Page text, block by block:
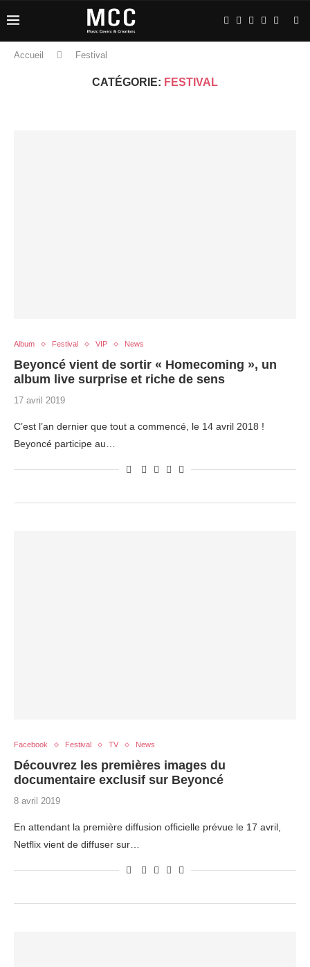
Accueil Festival
CATÉGORIE: FESTIVAL
Album Festival VIP News
Beyoncé vient de sortir « Homecoming », un
album live surprise et riche de sens
17 avril 2019
C’est l’an dernier que tout a commencé, le 14 avril 2018 !
Beyoncé participe au…
Facebook Festival TV News
Découvrez les premières images du
documentaire exclusif sur Beyoncé
8 avril 2019
En attendant la première diffusion officielle prévue le 17 avril,
Netflix vient de diffuser sur…